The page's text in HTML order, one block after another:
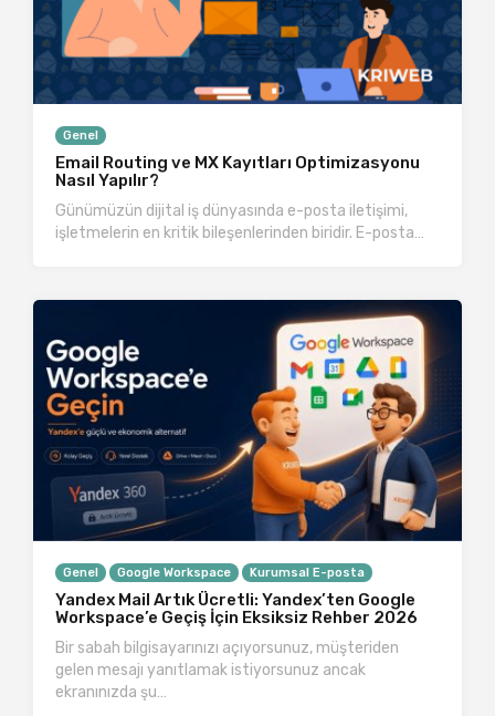
Genel
Email Routing ve MX Kayıtları Optimizasyonu
Nasıl Yapılır?
Günümüzün dijital iş dünyasında e-posta iletişimi,
işletmelerin en kritik bileşenlerinden biridir. E-posta…
Genel Google Workspace Kurumsal E-posta
Yandex Mail Artık Ücretli: Yandex’ten Google
Workspace’e Geçiş İçin Eksiksiz Rehber 2026
Bir sabah bilgisayarınızı açıyorsunuz, müşteriden
gelen mesajı yanıtlamak istiyorsunuz ancak
ekranınızda şu…